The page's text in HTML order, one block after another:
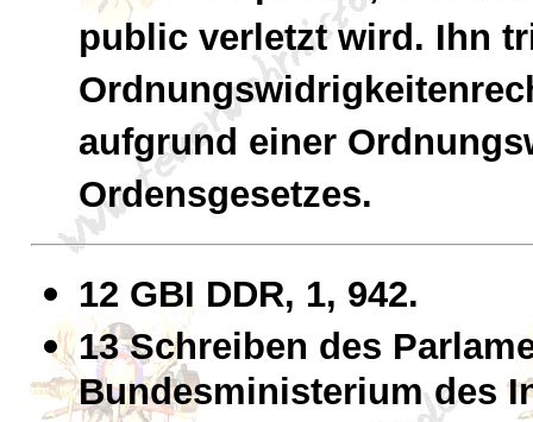
public verletzt wird. Ihn
aufgrund einer
Ordensgesetzes.
12 GBI DDR, 1, 942.
13 Schreiben des
Bundesministerium des